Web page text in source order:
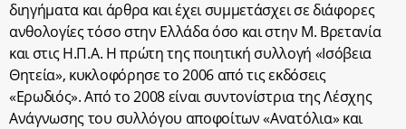
διηγήματα και άρθρα και έχει συμμετάσχει σε διάφορες
ανθολογίες τόσο στην Ελλάδα όσο και στην Μ. Βρετανία
και στις Η.Π.Α. Η πρώτη της ποιητική συλλογή «Ισόβεια
Θητεία», κυκλοφόρησε το 2006 από τις εκδόσεις
«Ερωδιός». Από το 2008 είναι συντονίστρια της Λέσχης
Ανάγνωσης του συλλόγου αποφοίτων «Ανατόλια» και